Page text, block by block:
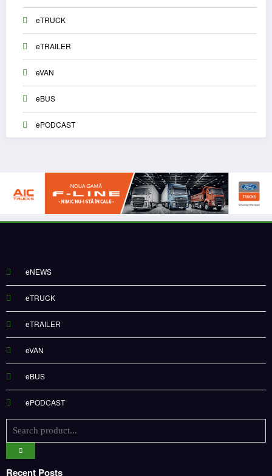
eTRUCK
eTRAILER
eVAN
eBUS
ePODCAST
eNEWS
eTRUCK
eTRAILER
eVAN
eBUS
ePODCAST
Recent Posts